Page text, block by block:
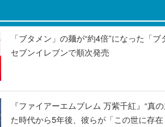
「ブタメン」の麺が“約4倍”になった「
セブンイレブンで順次発売
『ファイアーエムブレム 万紫千紅』“真
た時代から5年後、彼らが「この世に存